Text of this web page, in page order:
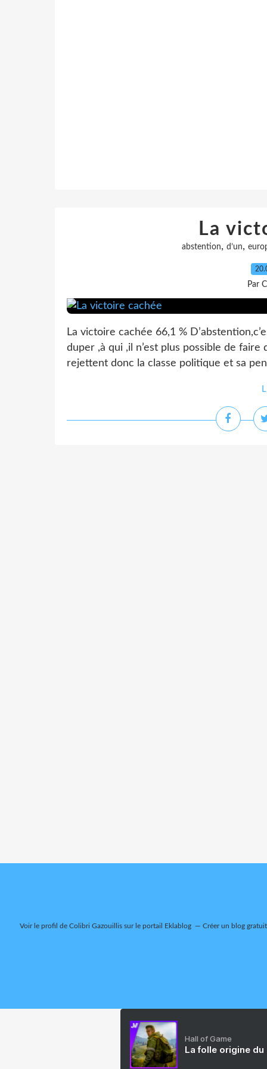
La
abstention, d’un,
Par
La victoire cachée 66,1 %
duper ,à qui ,il n’est plus possible de faire
rejettent donc la classe politique et sa
Voir le profil de Colibri Gazouillis sur le portail Eklablog Créer un blog
Hall of Game
La folle origine